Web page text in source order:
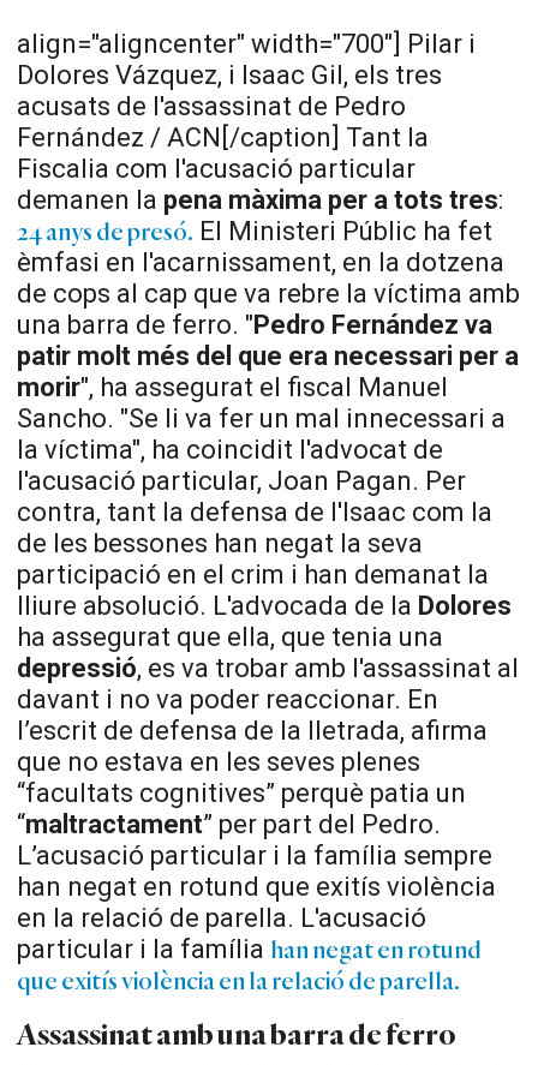
align="aligncenter" width="700"] Pilar i
Dolores Vázquez, i Isaac Gil, els tres
acusats de l'assassinat de Pedro
Fernández / ACN[/caption] Tant la
Fiscalia com l'acusació particular
demanen la pena màxima per a tots tres:
24 anys de presó. El Ministeri Públic ha fet
èmfasi en l'acarnissament, en la dotzena
de cops al cap que va rebre la víctima amb
una barra de ferro. "Pedro Fernández va
patir molt més del que era necessari per a
morir", ha assegurat el fiscal Manuel
Sancho. "Se li va fer un mal innecessari a
la víctima", ha coincidit l'advocat de
l'acusació particular, Joan Pagan. Per
contra, tant la defensa de l'Isaac com la
de les bessones han negat la seva
participació en el crim i han demanat la
lliure absolució. L'advocada de la Dolores
ha assegurat que ella, que tenia una
depressió, es va trobar amb l'assassinat al
davant i no va poder reaccionar. En
l’escrit de defensa de la lletrada, afirma
que no estava en les seves plenes
“facultats cognitives” perquè patia un
“maltractament” per part del Pedro.
L’acusació particular i la família sempre
han negat en rotund que exitís violència
en la relació de parella. L'acusació
particular i la família han negat en rotund
que exitís violència en la relació de parella.
Assassinat amb una barra de ferro